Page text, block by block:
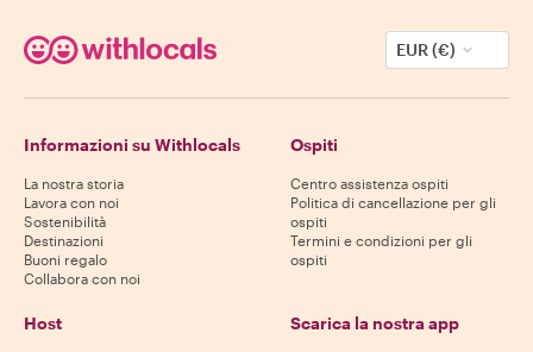
EUR (€)
Informazioni su Withlocals
La nostra storia
Lavora con noi
Sostenibilità
Destinazioni
Buoni regalo
Collabora con noi
Ospiti
Centro assistenza ospiti
Politica di cancellazione per gli
ospiti
Termini e condizioni per gli
ospiti
Host Scarica la nostra app